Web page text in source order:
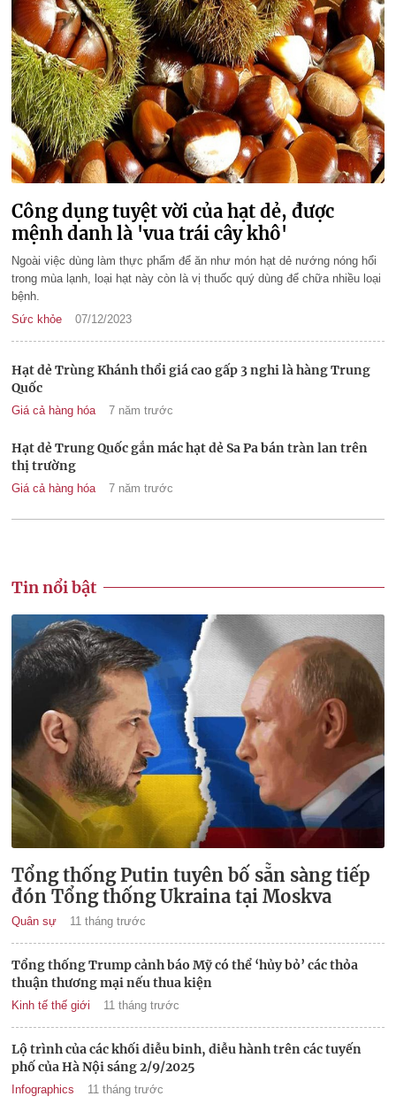
Công dụng tuyệt vời của hạt dẻ, được
mệnh danh là 'vua trái cây khô'
Ngoài việc dùng làm thực phẩm để ăn như món hạt dẻ nướng nóng hổi
trong mùa lạnh, loại hạt này còn là vị thuốc quý dùng để chữa nhiều loại
bệnh.
Sức khỏe
07/12/2023
Hạt dẻ Trùng Khánh thổi giá cao gấp 3 nghi là hàng Trung
Quốc
Giá cả hàng hóa 7 năm trước
Hạt dẻ Trung Quốc gắn mác hạt dẻ Sa Pa bán tràn lan trên
thị trường
Giá cả hàng hóa 7 năm trước
Tin nổi bật
Tổng thống Putin tuyên bố sẵn sàng tiếp
đón Tổng thống Ukraina tại Moskva
Quân sự 11 tháng trước
Tổng thống Trump cảnh báo Mỹ có thể ‘hủy bỏ’ các thỏa
thuận thương mại nếu thua kiện
Kinh tế thế giới 11 tháng trước
Lộ trình của các khối diễu binh, diễu hành trên các tuyến
phố của Hà Nội sáng 2/9/2025
Infographics 11 tháng trước